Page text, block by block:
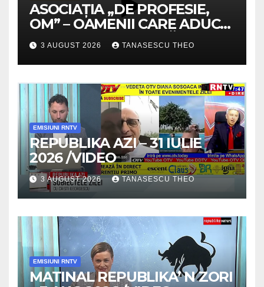
ASOCIAȚIA „DE PROFESIE,
OM” – OAMENII CARE ADUC
VALOARE COMUNITĂȚII /
SECRETELE SUCCESULUI
/VIDEO
3 AUGUST 2026 TANASESCU THEO
EMISIUNI RNTV
REPUBLIKA AZI – 31 IULIE
2026 /VIDEO
3 AUGUST 2026 TANASESCU THEO
EMISIUNI RNTV
MATINAL REPUBLIKA’ N ZORI